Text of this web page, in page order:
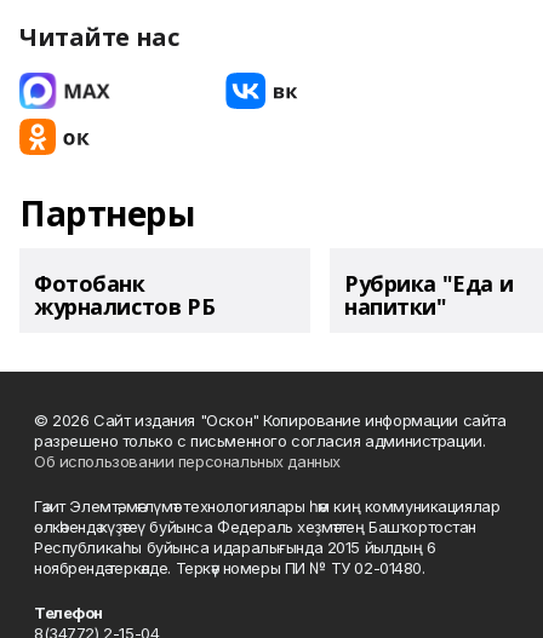
Читайте нас
Партнеры
Фотобанк
журналистов РБ
Рубрика "Еда и
напитки"
© 2026 Сайт издания "Оскон" Копирование информации сайта
разрешено только с письменного согласия администрации.
Об использовании персональных данных
Гәзит Элемтә, мәғлүмәт технологиялары һәм киң коммуникациялар
өлкәһендә күҙәтеү буйынса Федераль хеҙмәттең Башҡортостан
Республикаһы буйынса идаралығында 2015 йылдың 6
ноябрендә теркәлде. Теркәү номеры ПИ № ТУ 02-01480.
Телефон
8(34772) 2-15-04